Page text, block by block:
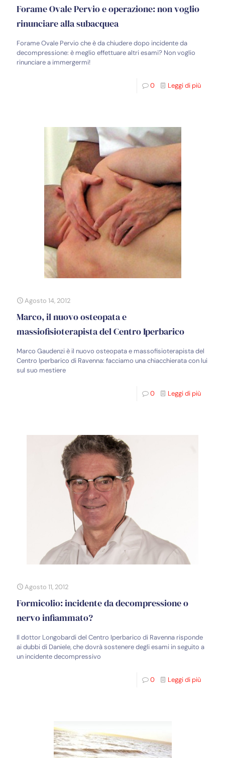
Forame Ovale Pervio e operazione: non voglio
rinunciare alla subacquea
Forame Ovale Pervio che è da chiudere dopo incidente da
decompressione: è meglio effettuare altri esami? Non voglio
rinunciare a immergermi!
0 Leggi di più
Agosto 14, 2012
Marco, il nuovo osteopata e
massiofisioterapista del Centro Iperbarico
Marco Gaudenzi è il nuovo osteopata e massofisioterapista del
Centro Iperbarico di Ravenna: facciamo una chiacchierata con lui
sul suo mestiere
0 Leggi di più
Agosto 11, 2012
Formicolio: incidente da decompressione o
nervo infiammato?
Il dottor Longobardi del Centro Iperbarico di Ravenna risponde
ai dubbi di Daniele, che dovrà sostenere degli esami in seguito a
un incidente decompressivo
0 Leggi di più